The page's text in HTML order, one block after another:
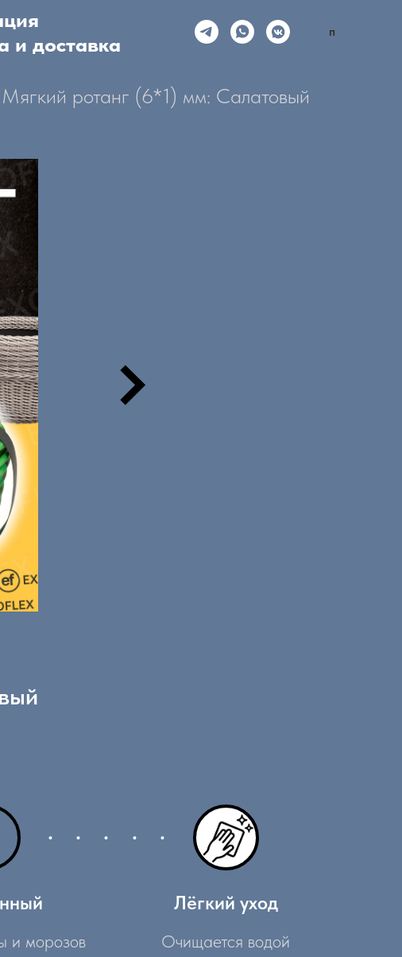
и доставка
п
Мягкий ротанг (6*1) мм: Салатовый
и морозов
Лёгкий уход
Очищается водой